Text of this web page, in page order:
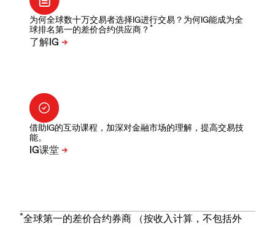
为何全球数十万交易者选择IG进行交易？为何IG能成为全
球排名第一的差价合约供应商？ *
借助IG的互动课程，加深对金融市场的理解，提高交易技
能。
*全球第一的差价合约券商 （按收入计算，不包括外